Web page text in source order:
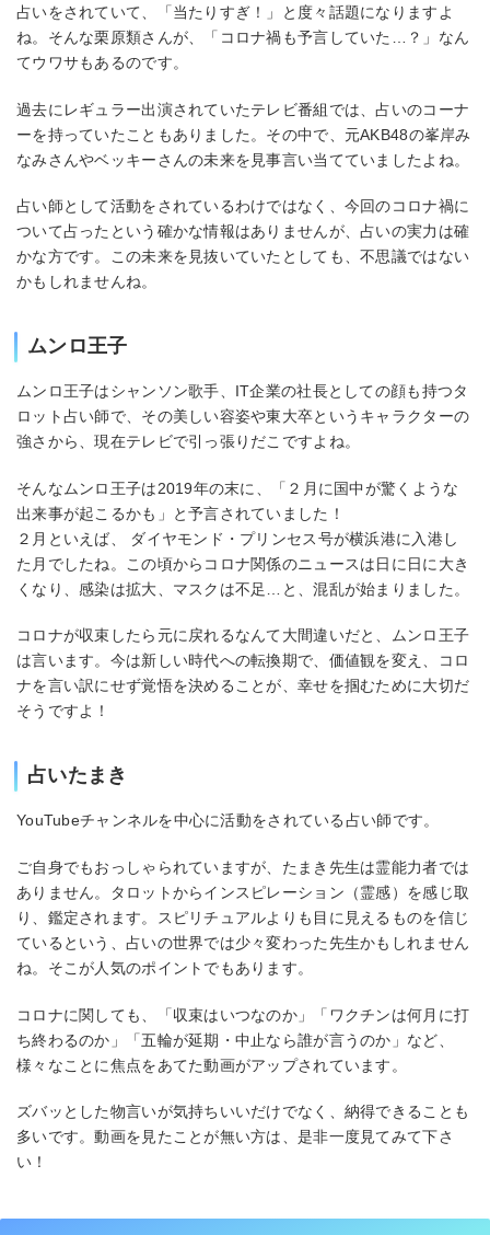
占いをされていて、「当たりすぎ！」と度々話題になりますよ
ね。そんな栗原類さんが、「コロナ禍も予言していた…？」なん
てウワサもあるのです。
過去にレギュラー出演されていたテレビ番組では、占いのコーナ
ーを持っていたこともありました。その中で、元AKB48の峯岸み
なみさんやベッキーさんの未来を見事言い当てていましたよね。
占い師として活動をされているわけではなく、今回のコロナ禍に
ついて占ったという確かな情報はありませんが、占いの実力は確
かな方です。この未来を見抜いていたとしても、不思議ではない
かもしれませんね。
ムンロ王子
ムンロ王子はシャンソン歌手、IT企業の社長としての顔も持つタ
ロット占い師で、その美しい容姿や東大卒というキャラクターの
強さから、現在テレビで引っ張りだこですよね。
そんなムンロ王子は2019年の末に、「２月に国中が驚くような
出来事が起こるかも」と予言されていました！
２月といえば、 ダイヤモンド・プリンセス号が横浜港に入港し
た月でしたね。この頃からコロナ関係のニュースは日に日に大き
くなり、感染は拡大、マスクは不足…と、混乱が始まりました。
コロナが収束したら元に戻れるなんて大間違いだと、ムンロ王子
は言います。今は新しい時代への転換期で、価値観を変え、コロ
ナを言い訳にせず覚悟を決めることが、幸せを掴むために大切だ
そうですよ！
占いたまき
YouTubeチャンネルを中心に活動をされている占い師です。
ご自身でもおっしゃられていますが、たまき先生は霊能力者では
ありません。タロットからインスピレーション（霊感）を感じ取
り、鑑定されます。スピリチュアルよりも目に見えるものを信じ
ているという、占いの世界では少々変わった先生かもしれません
ね。そこが人気のポイントでもあります。
コロナに関しても、「収束はいつなのか」「ワクチンは何月に打
ち終わるのか」「五輪が延期・中止なら誰が言うのか」など、
様々なことに焦点をあてた動画がアップされています。
ズバッとした物言いが気持ちいいだけでなく、納得できることも
多いです。動画を見たことが無い方は、是非一度見てみて下さ
い！